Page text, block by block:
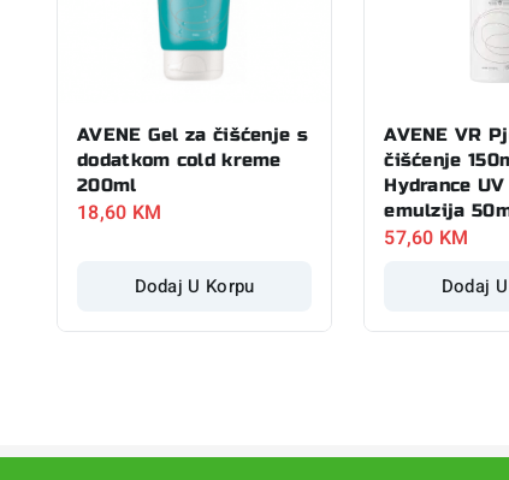
AVENE Gel za čišćenje s
dodatkom cold kreme
200ml
18,60 KM
Dodaj U Korpu
AVENE VR
čišćenje
Hydrance
emulzija
57,60 KM
Dodaj